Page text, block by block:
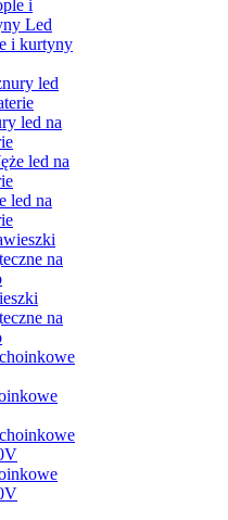
i kurtyny
led na
led na
na